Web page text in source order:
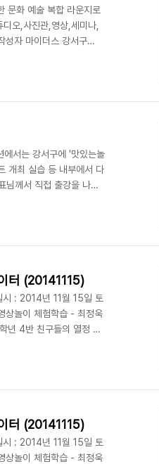
문화 예술 복합 라운지로
오,사진관,영상,세미나,
성자 마이더스 강서구
서는 강서구에 '맛있는놀
개최 실습 등 내부에서 다
님께서 직접 출강을 나가
터 (20141115)
시 : 2014년 11월 15일 토
상놀이 체험학습 - 최정욱
년 4반 친구들의 열정 넘
학습을 진행하는데요.
터 (20141115)
시 : 2014년 11월 15일 토
상놀이 체험학습 - 최정욱